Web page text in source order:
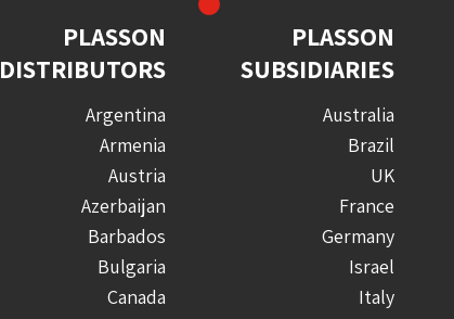
PLASSON
SUBSIDIARIES
Australia
Brazil
UK
France
Germany
Israel
Italy
PLASSON
DISTRIBUTORS
Argentina
Armenia
Austria
Azerbaijan
Barbados
Bulgaria
Canada